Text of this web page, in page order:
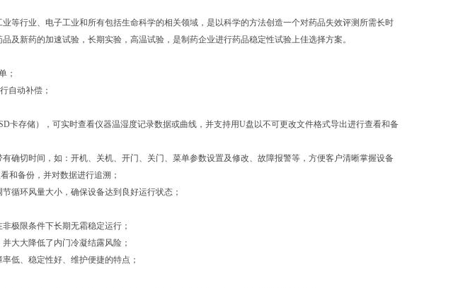
等行业、电子工业和所有包括生命科学的相关领域，是以科学的方法创造一个对药品失效评测所需长时
及新药的加速试验，长期实验，高温试验，是制药企业进行药品稳定性试验上佳选择方案。
；
自动补偿；
卡存储），可实时查看仪器温湿度记录数据或曲线，并支持用U盘以不可更改文件格式导出进行查看和备
确切时间，如：开机、关机、开门、关门、菜单参数设置及修改、故障报警等，方便客户清晰掌握设备
和备份，并对数据进行追溯；
循环风量大小，确保设备达到良好运行状态；
极限条件下长期无霜稳定运行；
大大降低了内门冷凝结露风险；
低、稳定性好、维护便捷的特点；